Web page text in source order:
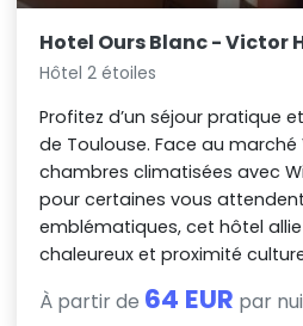
Hotel Ours Blanc - Victor
Hôtel 2 étoiles
Profitez d’un séjour pratique
de Toulouse. Face au marché
chambres climatisées avec
pour certaines vous
emblématiques, cet hôtel
chaleureux et proximité
À partir de 64 EUR par